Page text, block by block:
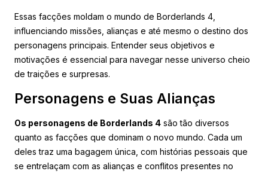
Essas facções moldam o mundo de Borderlands 4,
influenciando missões, alianças e até mesmo o destino dos
personagens principais. Entender seus objetivos e
motivações é essencial para navegar nesse universo cheio
de traições e surpresas.
Personagens e Suas Alianças
Os personagens de Borderlands 4 são tão diversos
quanto as facções que dominam o novo mundo. Cada um
deles traz uma bagagem única, com histórias pessoais que
se entrelaçam com as alianças e conflitos presentes no